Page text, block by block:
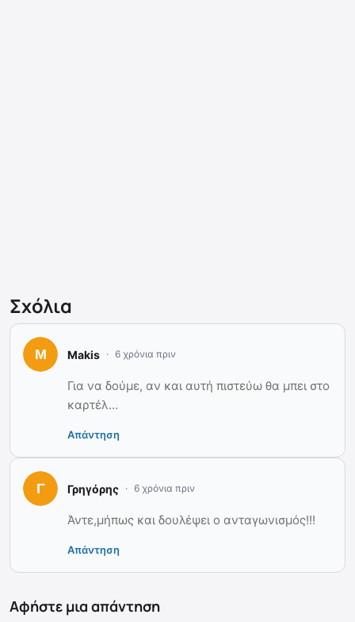
Σχόλια
Makis 6 χρόνια πριν
Για να δούμε, αν και αυτή πιστεύω θα μπει στο
καρτέλ…
Απάντηση
Γρηγόρης 6 χρόνια πριν
Άντε,μήπως και δουλέψει ο ανταγωνισμός!!!
Απάντηση
Αφήστε μια απάντηση